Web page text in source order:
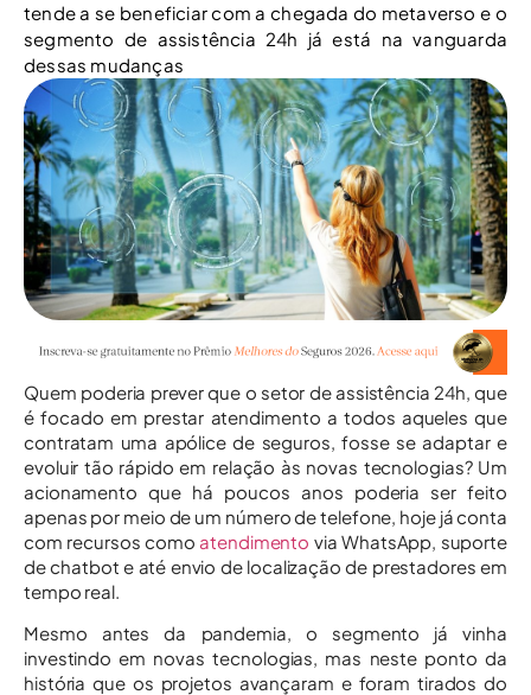
tende a se beneficiar com a chegada do metaverso e o
segmento de assistência 24h já está na vanguarda
dessas mudanças
Quem poderia prever que o setor de assistência 24h, que
é focado em prestar atendimento a todos aqueles que
contratam uma apólice de seguros, fosse se adaptar e
evoluir tão rápido em relação às novas tecnologias? Um
acionamento que há poucos anos poderia ser feito
apenas por meio de um número de telefone, hoje já conta
com recursos como atendimento via WhatsApp, suporte
de chatbot e até envio de localização de prestadores em
tempo real.
Mesmo antes da pandemia, o segmento já vinha
investindo em novas tecnologias, mas neste ponto da
história que os projetos avançaram e foram tirados do